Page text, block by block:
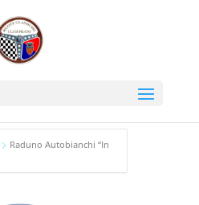
Raduno Autobianchi “In